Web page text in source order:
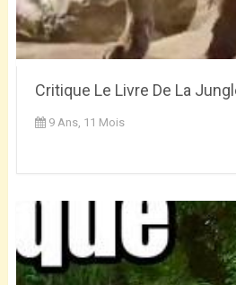
Critique Le Livre De La
9 Ans, 11 Mois